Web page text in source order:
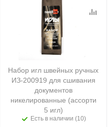
Набор игл швейных ручных
ИЗ-200919 для сшивания
документов
никелированные (ассорти
5 игл)
Есть в наличии (10)